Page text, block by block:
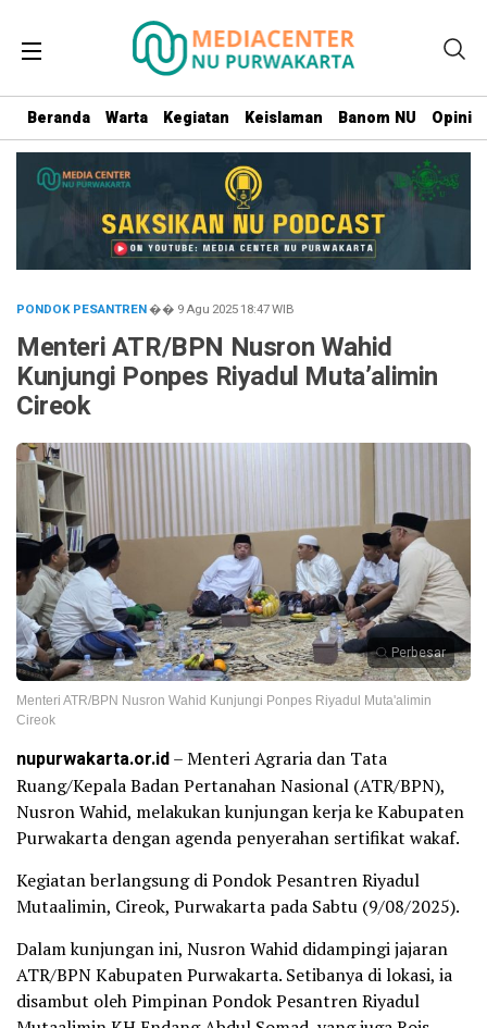
Beranda Warta Kegiatan Keislaman Banom NU Opini
PONDOK PESANTREN�� 9 Agu 202518:47WIB
Menteri ATR/BPN Nusron Wahid
Kunjungi Ponpes Riyadul Muta’alimin
Cireok
Perbesar
Menteri ATR/BPN Nusron Wahid Kunjungi Ponpes Riyadul Muta'alimin
Cireok
nupurwakarta.or.id– Menteri Agraria dan Tata
Ruang/Kepala Badan Pertanahan Nasional (ATR/BPN),
Nusron Wahid, melakukan kunjungan kerja ke Kabupaten
Purwakarta dengan agenda penyerahan sertifikat wakaf.
Kegiatan berlangsung di Pondok Pesantren Riyadul
Mutaalimin, Cireok, Purwakarta pada Sabtu (9/08/2025).
Dalam kunjungan ini, Nusron Wahid didampingi jajaran
ATR/BPN Kabupaten Purwakarta. Setibanya di lokasi, ia
disambut oleh Pimpinan Pondok Pesantren Riyadul